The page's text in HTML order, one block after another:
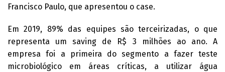
Francisco Paulo, que apresentou o case.
Em 2019, 89% das equipes são terceirizadas, o que
representa um saving de R$ 3 milhões ao ano. A
empresa foi a primeira do segmento a fazer teste
microbiológico em áreas críticas, a utilizar água